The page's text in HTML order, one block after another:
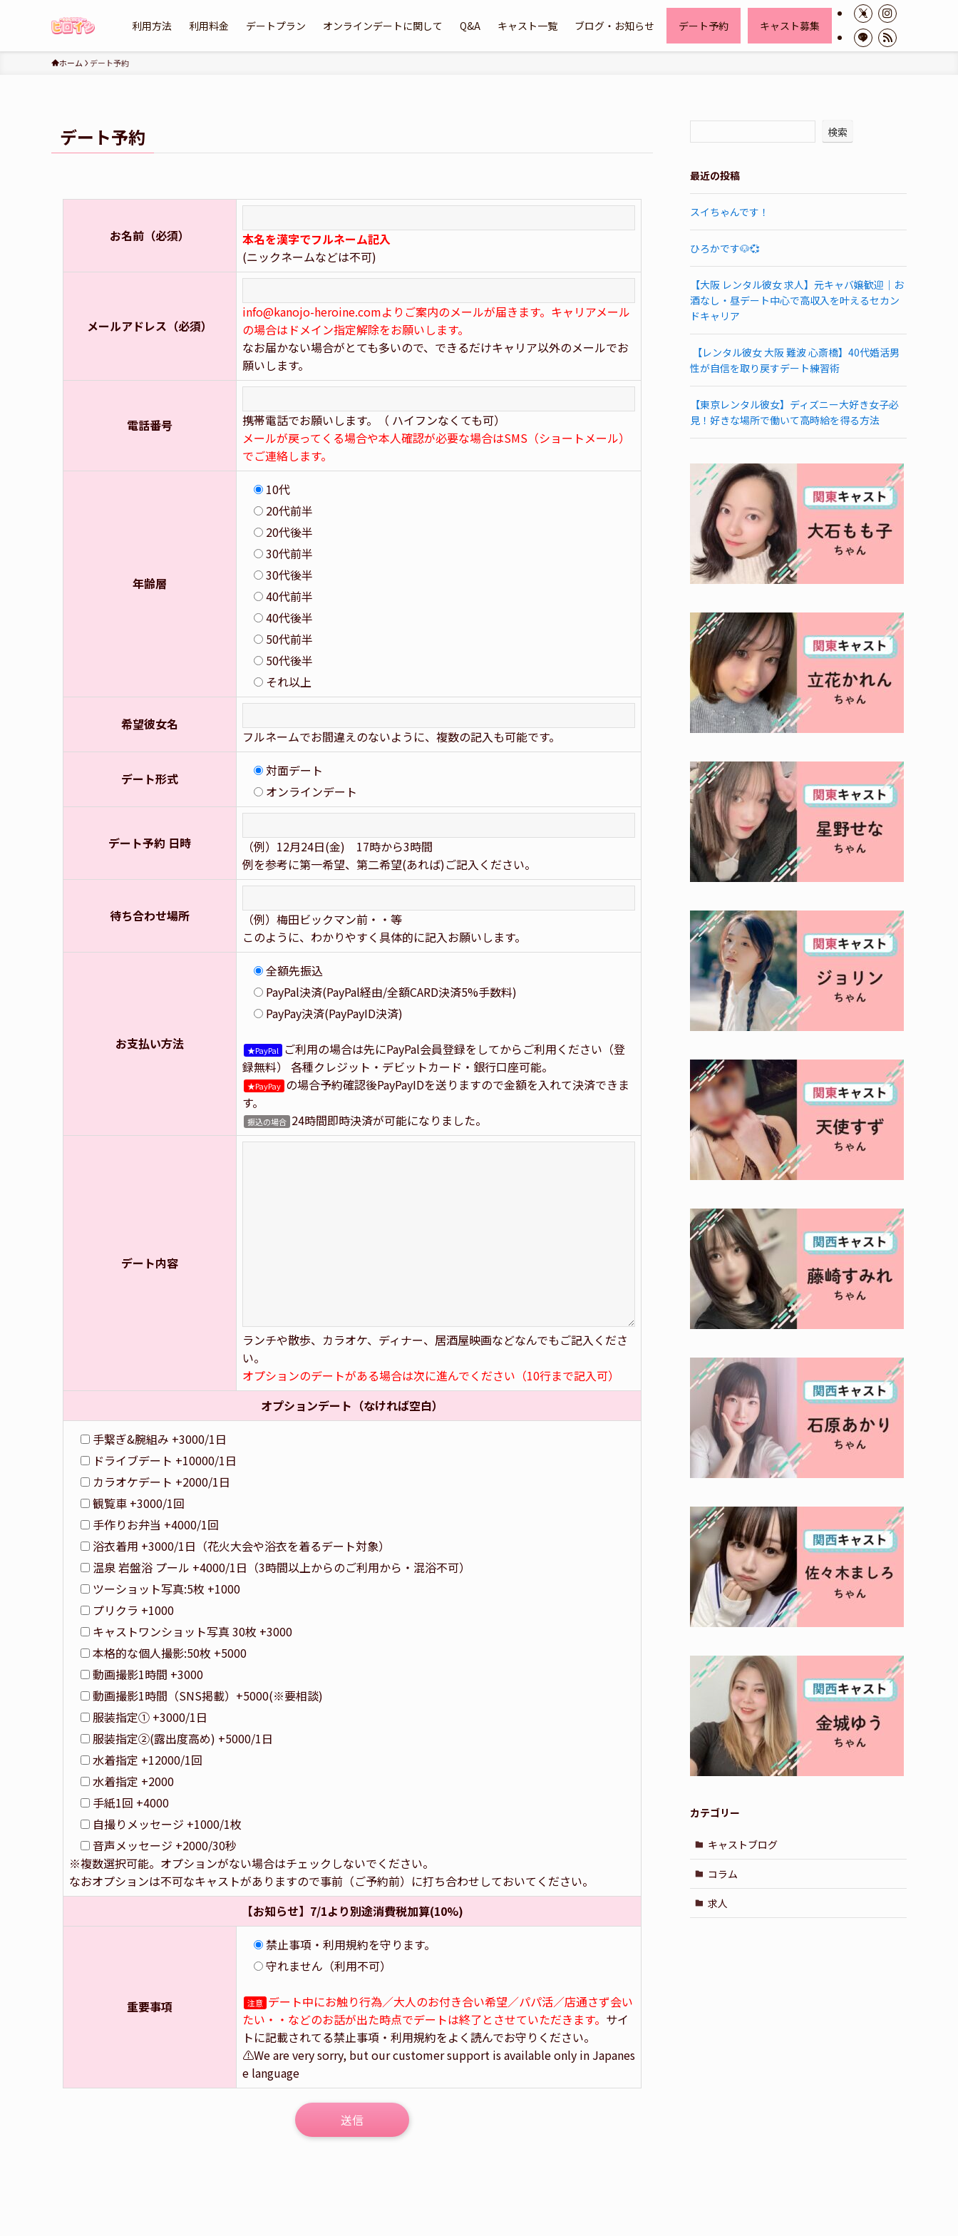
利用方法 利用料金 デートプラン オンラインデートに関して Q&A キャスト一覧 ブログ・お知らせ デート予約 キャスト募集
ホーム デート予約
デート予約
お名前（必須）
本名を漢字でフルネーム記入
(ニックネームなどは不可)
メールアドレス（必須）
info@kanojo-heroine.comよりご案内のメールが届きます。キャリアメール
の場合はドメイン指定解除をお願いします。
なお届かない場合がとても多いので、できるだけキャリア以外のメールでお
願いします。
電話番号
携帯電話でお願いします。（ ハイフンなくても可）
メールが戻ってくる場合や本人確認が必要な場合はSMS（ショートメール）
でご連絡します。
年齢層
10代
20代前半
20代後半
30代前半
30代後半
40代前半
40代後半
50代前半
50代後半
それ以上
希望彼女名
フルネームでお間違えのないように、複数の記入も可能です。
デート形式
対面デート
オンラインデート
デート予約 日時
（例）12月24日(金) 17時から3時間
例を参考に第一希望、第二希望(あれば)ご記入ください。
待ち合わせ場所
（例）梅田ビックマン前・・等
このように、わかりやすく具体的に記入お願いします。
お支払い方法
全額先振込
PayPal決済(PayPal経由/全額CARD決済5%手数料)
PayPay決済(PayPayID決済)
★PayPal
ご利用の場合は先にPayPal会員登録をしてからご利用ください（登
録無料） 各種クレジット・デビットカード・銀行口座可能。
★PayPay の場合予約確認後PayPayIDを送りますので金額を入れて決済できま
す。
振込の場合 24時間即時決済が可能になりました。
デート内容
ランチや散歩、カラオケ、ディナー、居酒屋映画などなんでもご記入くださ
い。
オプションのデートがある場合は次に進んでください（10行まで記入可）
オプションデート（なければ空白）
手繋ぎ&腕組み +3000/1日
ドライブデート +10000/1日
カラオケデート +2000/1日
観覧車 +3000/1回
手作りお弁当 +4000/1回
浴衣着用 +3000/1日（花火大会や浴衣を着るデート対象）
温泉 岩盤浴 プール +4000/1日（3時間以上からのご利用から・混浴不可）
ツーショット写真:5枚 +1000
プリクラ +1000
キャストワンショット写真 30枚 +3000
本格的な個人撮影:50枚 +5000
動画撮影1時間 +3000
動画撮影1時間（SNS掲載）+5000(※要相談)
服装指定① +3000/1日
服装指定②(露出度高め) +5000/1日
水着指定 +12000/1回
水着指定 +2000
手紙1回 +4000
自撮りメッセージ +1000/1枚
音声メッセージ +2000/30秒
※複数選択可能。オプションがない場合はチェックしないでください。
なおオプションは不可なキャストがありますので事前（ご予約前）に打ち合わせしておいてください。
【お知らせ】7/1より別途消費税加算(10%)
重要事項
禁止事項・利用規約を守ります。
守れません（利用不可）
注意 デート中にお触り行為／大人のお付き合い希望／パパ活／店通さず会い
たい・・などのお話が出た時点でデートは終了とさせていただきます。 サイ
トに記載されてる禁止事項・利用規約をよく読んでお守りください。
⚠️We are very sorry, but our customer support is available only in Japanes
e language
検索
最近の投稿
スイちゃんです！
ひろかです🐶💞
【大阪 レンタル彼女 求人】元キャバ嬢歓迎｜お
酒なし・昼デート中心で高収入を叶えるセカン
ドキャリア
【レンタル彼女 大阪 難波 心斎橋】40代婚活男
性が自信を取り戻すデート練習術
【東京レンタル彼女】ディズニー大好き女子必
見！好きな場所で働いて高時給を得る方法
カテゴリー
キャストブログ
コラム
求人